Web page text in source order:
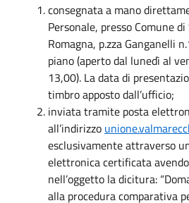
consegnata a mano
Personale, presso Comune
Romagna, p.zza Ganganelli
piano (aperto dal lunedì al
13,00). La data di
timbro apposto dall’ufficio;
inviata tramite posta
all’indirizzo
esclusivamente attraverso
elettronica certificata
nell’oggetto la dicitura:
alla procedura comparativa